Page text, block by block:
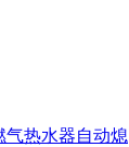
气热水器自动熄